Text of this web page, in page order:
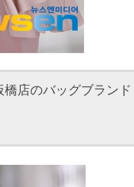
店のバッグブランド